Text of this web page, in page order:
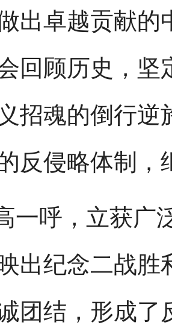
出卓越贡献的
回顾历史，坚
招魂的倒行
反侵略体制
一呼，立获广
出纪念二战胜
团结，形成